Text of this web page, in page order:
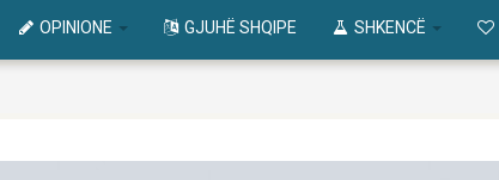
OPINIONE GJUHË SHQIPE SHKENCË